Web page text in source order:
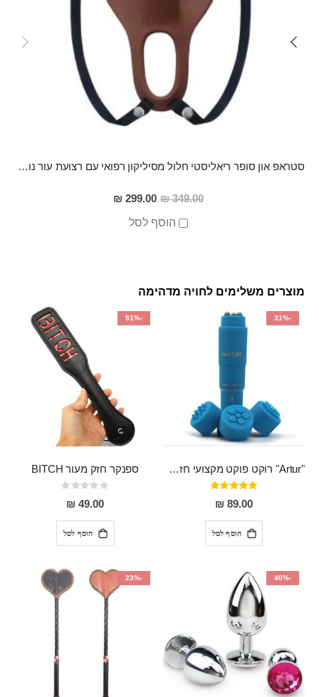
סטראפ און סופר ריאליסטי חלול מסיליקון רפואי עם רצועת עור נוחה ומתאימה לכל מבנה גוף "Hu-Tu "
349.00 ₪
מחיר
מבצע
299.00 ₪
הוסף לסל
מוצרים משלימים לחויה מדהימה
-31%
"Artur" רוקט פוקט מקצועי חזק במיוחד
דירוג:
95%
89.00 ₪
הוסף לסל
-51%
ספנקר חזק מעור BITCH
Rating:
0%
49.00 ₪
הוסף לסל
-40%
-23%